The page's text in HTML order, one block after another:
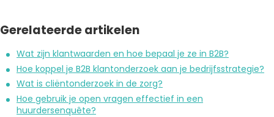
Gerelateerde artikelen
Wat zijn klantwaarden en hoe bepaal je ze in B2B?
Hoe koppel je B2B klantonderzoek aan je bedrijfsstrategie?
Wat is cliëntonderzoek in de zorg?
Hoe gebruik je open vragen effectief in een
huurdersenquête?